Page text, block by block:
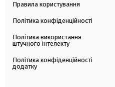
Правила користування
Політика конфіденційності
Політика використання
штучного інтелекту
Політика конфіденційності
додатку